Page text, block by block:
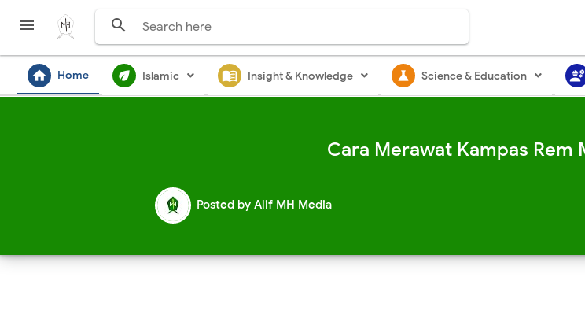
 
home Home ecodIslamic menu_book Insight & Knowledge science Science & Education engineering
Cara Merawat Kampas Rem
Posted by Alif MH Media